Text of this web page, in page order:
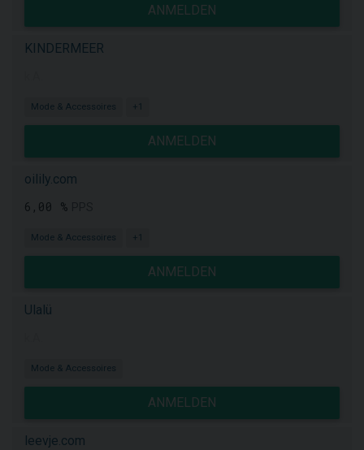
ANMELDEN
KINDERMEER
Mode & Accessoires +1
ANMELDEN
oilily.com
6,00 %
Mode & Accessoires +1
ANMELDEN
Ulalü
Mode & Accessoires
ANMELDEN
leevje.com